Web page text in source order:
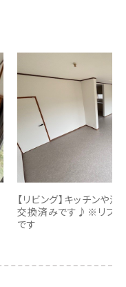
【リビング】キッチンや
交換済みです♪※リフォ
です